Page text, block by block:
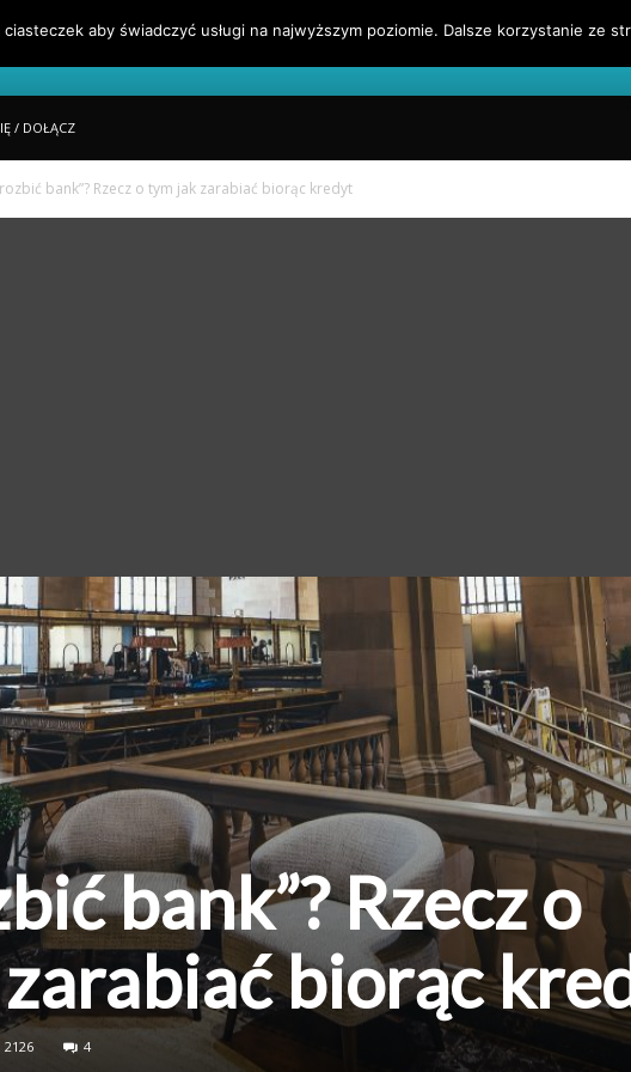
Portal Blog Finansowy Sygnały Handlowe Blogroll
/ DOŁĄCZ
bank”? Rzecz o tym jak zarabiać biorąc kredyt
bank”? Rzecz o
biorąc
2126 4
aby świadczyć usługi na najwyższym poziomie. Dalsze korzystanie ze